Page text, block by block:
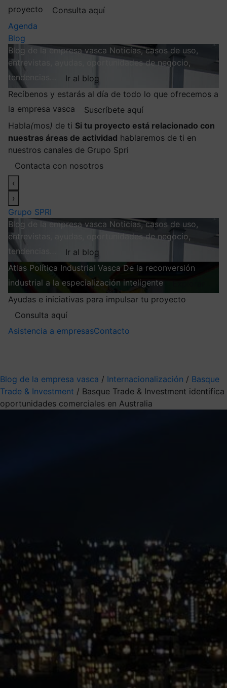
proyecto
Consulta aquí
Agenda
Blog
Blog de la empresa vasca Noticias, casos de uso,
entrevistas, ayudas, oportunidades de negocio,
tendencias…
Ir al blog
Recíbenos y estarás al día de todo lo que ofrecemos a
la empresa vasca
Suscríbete aquí
Habla(mos) de ti Si tu proyecto está relacionado con
nuestras áreas de actividad hablaremos de ti en
nuestros canales de Grupo Spri
Contacta con nosotros
‹
›
Grupo SPRI
Blog de la empresa vasca Noticias, casos de uso,
entrevistas, ayudas, oportunidades de negocio,
tendencias…
Ir al blog
Atlas Política Industrial Vasca De la reconversión
industrial a la especialización inteligente
Ayudas e iniciativas para impulsar tu proyecto
Consulta aquí
Asistencia a empresasContacto
Blog de la empresa vasca / Internacionalización / Basque
Trade & Investment / Basque Trade & Investment identifica
oportunidades comerciales en Australia